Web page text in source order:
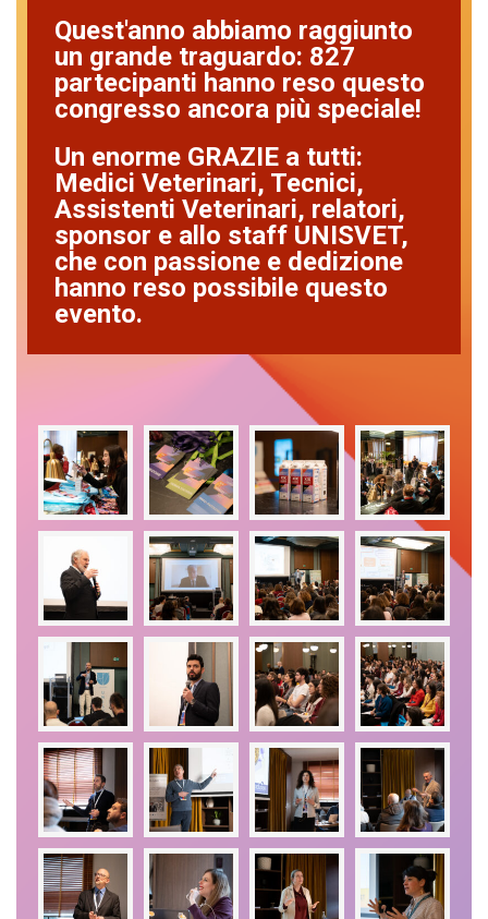
Quest'anno abbiamo raggiunto
un grande traguardo: 827
partecipanti hanno reso questo
congresso ancora più speciale!
Un enorme GRAZIE a tutti:
Medici Veterinari, Tecnici,
Assistenti Veterinari, relatori,
sponsor e allo staff UNISVET,
che con passione e dedizione
hanno reso possibile questo
evento.